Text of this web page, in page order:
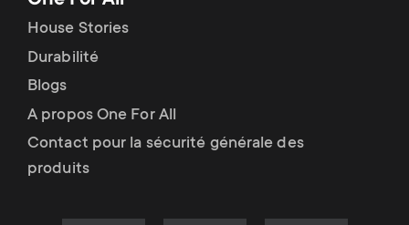
House Stories
Durabilité
Blogs
A propos One For All
Contact pour la sécurité générale des
produits